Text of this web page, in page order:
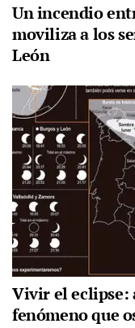
Un incendio
moviliza a los
León
Vivir el eclipse:
fenómeno que